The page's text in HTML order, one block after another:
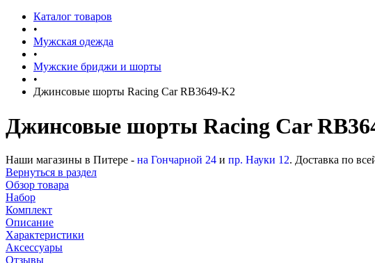
Каталог товаров
•
Мужская одежда
•
Мужские бриджи и шорты
•
Джинсовые шорты Racing Car RB3649-K2
Джинсовые шорты Racing Car
Наши магазины в Питере - на Гончарной 24 и пр. Науки 12. Доставка по
Вернуться в раздел
Обзор товара
Набор
Комплект
Описание
Характеристики
Аксессуары
Отзывы